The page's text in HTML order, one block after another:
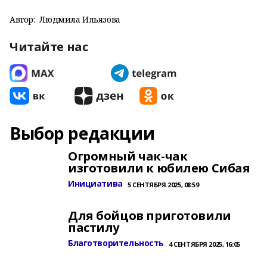
Автор: Людмила Ильязова
Читайте нас
Выбор редакции
Огромный чак-чак
изготовили к юбилею Сибая
Инициатива 5 СЕНТЯБРЯ 2025, 08:59
Для бойцов приготовили
пастилу
Благотворительность 4 СЕНТЯБРЯ 2025, 16:05